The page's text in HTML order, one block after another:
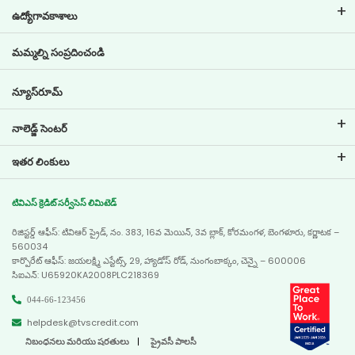
ఇఎంఐ క్యాలిక్యులేటర్
టూ వీలర్ లోన్ ఇఎంఐ క్యాలిక్యులేటర్
కార్ వాల్యుయేషన్ టూల్
ఉద్యోగావకాశాలు
టివిఎస్ క్రెడిట్‌ వద్ద ఉద్యోగ జీవితం
ప్రస్తుత ఉద్యోగావకాశాలు
మమ్మల్ని సంప్రదించండి
న్యూస్‌రూమ్
నాలెడ్జ్ సెంటర్
బ్లాగులు
సాధారణ ప్రశ్నలు
టెస్టిమోనియల్స్
వీడియో గ్యాలరీ
ఇతర లింకులు
డీలర్ లొకేటర్
సైట్ మ్యాప్
టివిఎస్ క్రెడిట్ సర్వీసెస్ లిమిటెడ్
రిజిస్టర్డ్ ఆఫీస్: టివిఆర్ ప్రైడ్, నం. 383, 16వ మెయిన్, 3వ బ్లాక్, కోరమంగళ, బెంగళూరు, కర్ణాటక –
560034
కార్పొరేట్ ఆఫీస్: జయలక్ష్మి ఎస్టేట్స్, 29, హ్యాడోస్ రోడ్, నుంగంబాక్కం, చెన్నై – 600006
సిఐఎన్: U65920KA2008PLC218369
044-66-123456
helpdesk@tvscredit.com
నిబంధనలు మరియు షరతులు
ప్రైవసీ పాలసీ